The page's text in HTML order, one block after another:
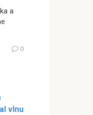
a
0
vlnu